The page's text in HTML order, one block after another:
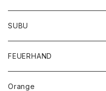
SUBU
FEUERHAND
Orange